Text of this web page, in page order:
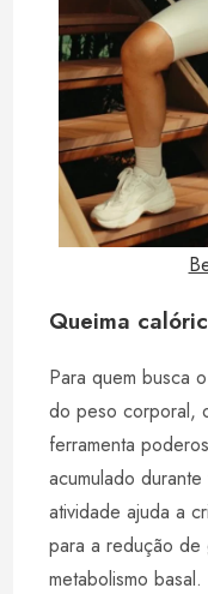
Queima
Para quem busca
do peso corporal,
ferramenta
acumulado
atividade ajuda a
para a redução de
metabolismo basal.